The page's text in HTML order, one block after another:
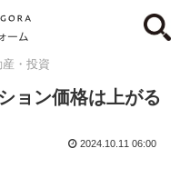
産・投資
ョン価格は上がる
2024.10.11 06:00